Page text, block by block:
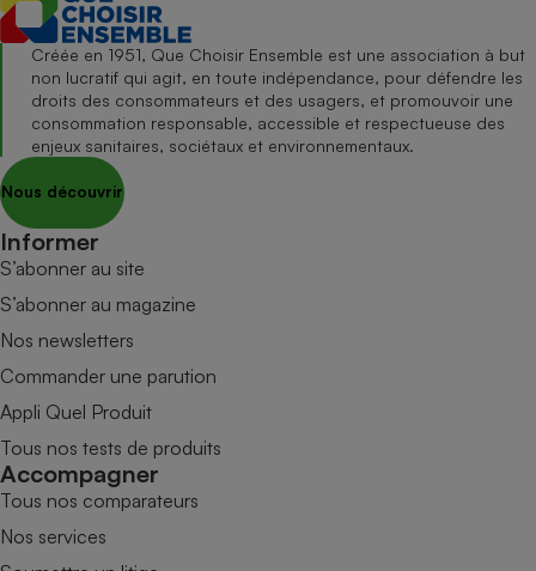
Créée en 1951, Que Choisir Ensemble est une association à but
non lucratif qui agit, en toute indépendance, pour défendre les
droits des consommateurs et des usagers, et promouvoir une
consommation responsable, accessible et respectueuse des
enjeux sanitaires, sociétaux et environnementaux.
Nous découvrir
Informer
S’abonner au site
S’abonner au magazine
Nos newsletters
Commander une parution
Appli Quel Produit
Tous nos tests de produits
Accompagner
Tous nos comparateurs
Nos services